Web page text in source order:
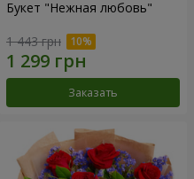
Букет "Нежная любовь"
1 443 грн
Заказать